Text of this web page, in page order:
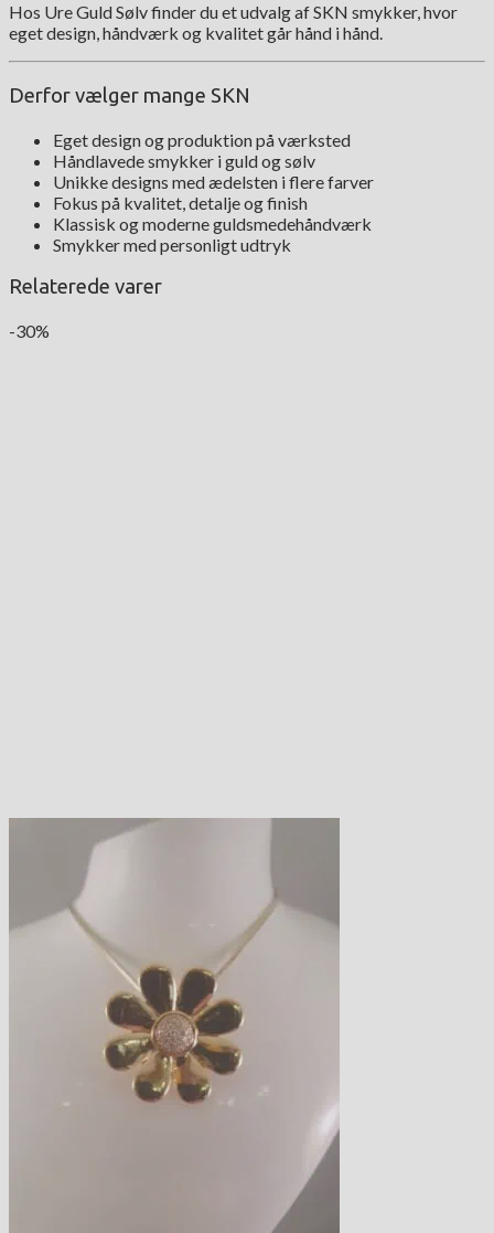
Hos Ure Guld Sølv finder du et udvalg af SKN smykker, hvor
eget design, håndværk og kvalitet går hånd i hånd.
Derfor vælger mange SKN
Eget design og produktion på værksted
Håndlavede smykker i guld og sølv
Unikke designs med ædelsten i flere farver
Fokus på kvalitet, detalje og finish
Klassisk og moderne guldsmedehåndværk
Smykker med personligt udtryk
Relaterede varer
-30%